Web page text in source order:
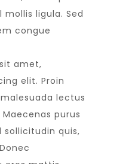
ligula. Sed
congue
amet,
elit. Proin
lectus
purus
sollicitudin quis,